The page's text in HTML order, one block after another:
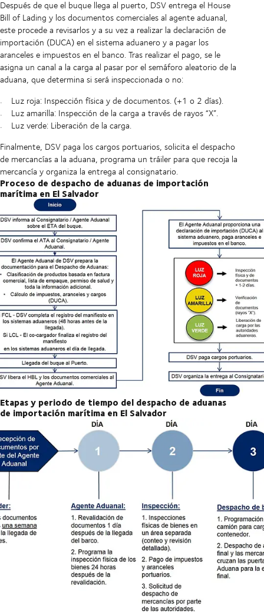
Después de que el buque llega al puerto, DSV entrega el House
Bill of Lading y los documentos comerciales al agente aduanal,
este procede a revisarlos y a su vez a realizar la declaración de
importación (DUCA) en el sistema aduanero y a pagar los
aranceles e impuestos en el banco. Tras realizar el pago, se le
asigna un canal a la carga al pasar por el semáforo aleatorio de la
aduana, que determina si será inspeccionada o no:
Luz roja: Inspección física y de documentos. (+1 o 2 días).
Luz amarilla: Inspección de la carga a través de rayos “X”.
Luz verde: Liberación de la carga.
Finalmente, DSV paga los cargos portuarios, solicita el despacho
de mercancías a la aduana, programa un tráiler para que recoja la
mercancía y organiza la entrega al consignatario.
Proceso de despacho de aduanas de importación
marítima en El Salvador
Etapas y periodo de tiempo del despacho de aduanas
de importación marítima en El Salvador